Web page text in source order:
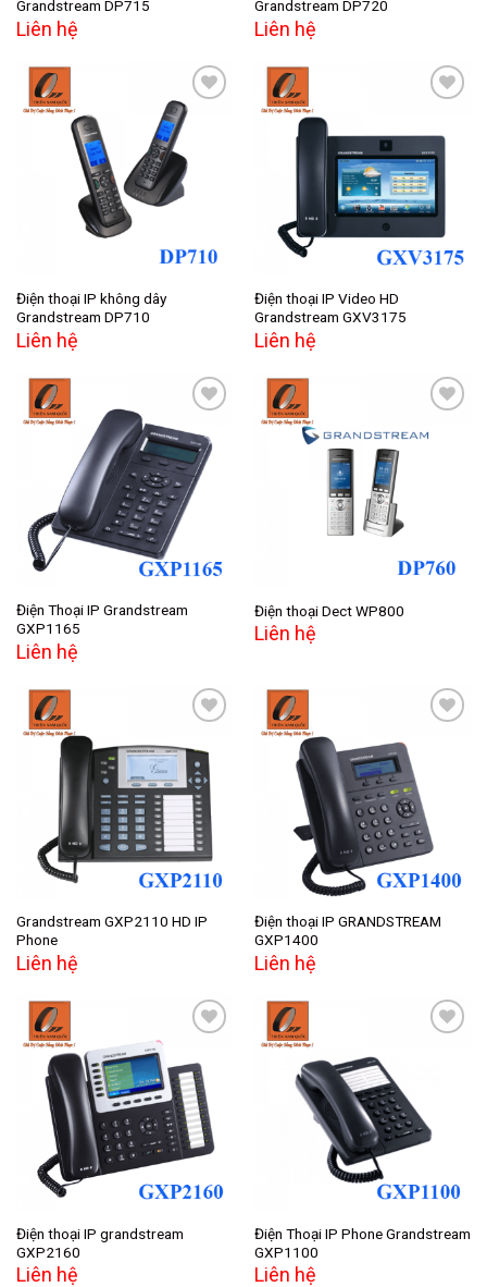
Grandstream DP715
Liên hệ
Grandstream DP720
Liên hệ
Add to
wishlist
Điện thoại IP không dây
Grandstream DP710
Liên hệ
Add to
wishlist
Điện thoại IP Video HD
Grandstream GXV3175
Liên hệ
Add to
wishlist
Điện Thoại IP Grandstream
GXP1165
Liên hệ
Điện thoại Dect WP800
Liên hệ
Add to
wishlist
Grandstream GXP2110 HD IP
Phone
Liên hệ
wishlist
Điện thoại IP GRANDSTREAM
GXP1400
Liên hệ
Add to
wishlist
Điện thoại IP grandstream
GXP2160
Liên hệ
Điện Thoại IP Phone Grandstream
GXP1100
Liên hệ